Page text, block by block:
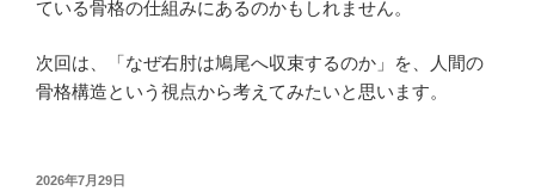
ている骨格の仕組みにあるのかもしれません。
次回は、「なぜ右肘は鳩尾へ収束するのか」を、人間の
骨格構造という視点から考えてみたいと思います。
投
2026年7月29日